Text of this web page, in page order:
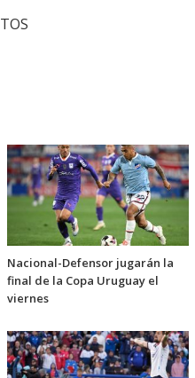
Nacional-Defensor jugarán la
final de la Copa Uruguay el
viernes